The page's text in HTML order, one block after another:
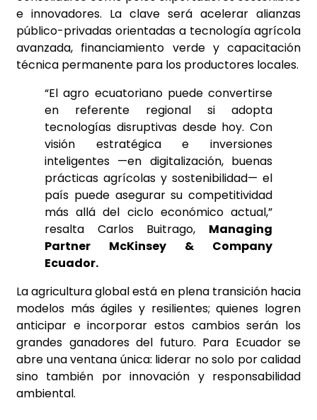
e innovadores. La clave será acelerar alianzas
público-privadas orientadas a tecnología agrícola
avanzada, financiamiento verde y capacitación
técnica permanente para los productores locales.
“El agro ecuatoriano puede convertirse
en referente regional si adopta
tecnologías disruptivas desde hoy. Con
visión estratégica e inversiones
inteligentes —en digitalización, buenas
prácticas agrícolas y sostenibilidad— el
país puede asegurar su competitividad
más allá del ciclo económico actual,”
resalta Carlos Buitrago, Managing
Partner McKinsey & Company
Ecuador.
La agricultura global está en plena transición hacia
modelos más ágiles y resilientes; quienes logren
anticipar e incorporar estos cambios serán los
grandes ganadores del futuro. Para Ecuador se
abre una ventana única: liderar no solo por calidad
sino también por innovación y responsabilidad
ambiental.